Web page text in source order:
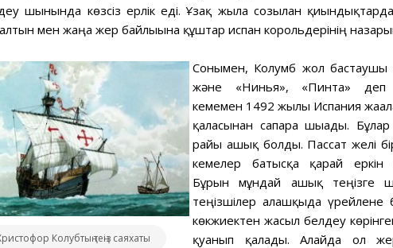
шынында көзсіз ерлік еді. Ұзақ жылға созылған
мен жаңа жер байлығына құштар испан корольдерінің
Колубтың теңіз саяхаты
Сонымен, Колумб жол бастаушы
және «Нинья», «Пинта»
кемемен 1492 жылы Испания
қаласынан сапарға шығады. Бұлар
райы ашық болды. Пассат желі
кемелер батысқа қарай еркін
Бұрын мұндай ашық теңізге
теңізшілер алғашқыда үрейлене
көкжиектен жасыл белдеу
қуанып қалады. Алайда ол